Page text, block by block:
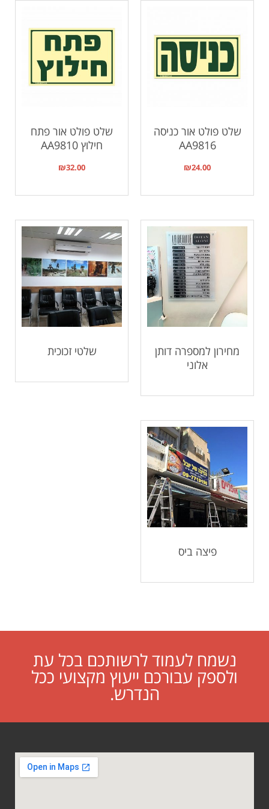
שלט פולט אור כניסה
AA9816
₪24.00
שלט פולט אור פתח
חילוץ AA9810
₪32.00
מחירון למספרה דותן
אלוני
שלטי זכוכית
פיצה ביס
נשמח לעמוד לרשותכם בכל עת
ולספק עבורכם ייעוץ מקצועי ככל
הנדרש.